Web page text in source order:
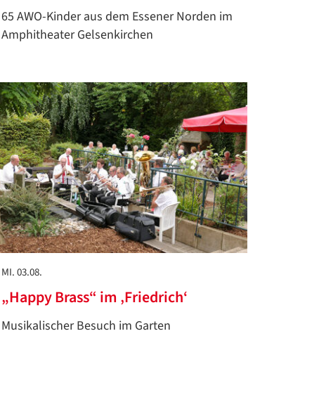
65 AWO-Kinder aus dem Essener Norden im
Amphitheater Gelsenkirchen
MI. 03.08.
„Happy Brass“ im ‚Friedrich‘
Musikalischer Besuch im Garten